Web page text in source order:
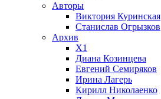
Авторы
Виктория Куринская
Станислав Огрызков
Архив
X1
Диана Козинцева
Евгений Семиряков
Ирина Лагерь
Кирилл Николаенко